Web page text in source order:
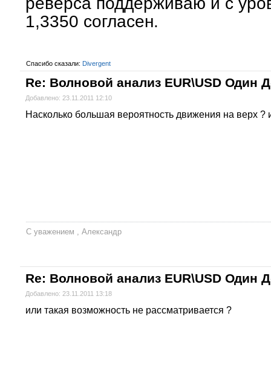
1,3350 согласен.
Спасибо сказали: Divergent
Re: Волновой анализ EUR\USD Один
Добавлено: 23.11.2011 12:10
Насколько большая вероятность движения на верх ?
С уважением , Александр
Re: Волновой анализ EUR\USD Один
Добавлено: 23.11.2011 13:18
или такая возможность не рассматривается ?